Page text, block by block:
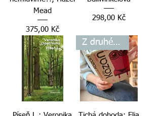
Mead
Cena
375,00 Kč
Cena
298,00 Kč
Z druhé ruky